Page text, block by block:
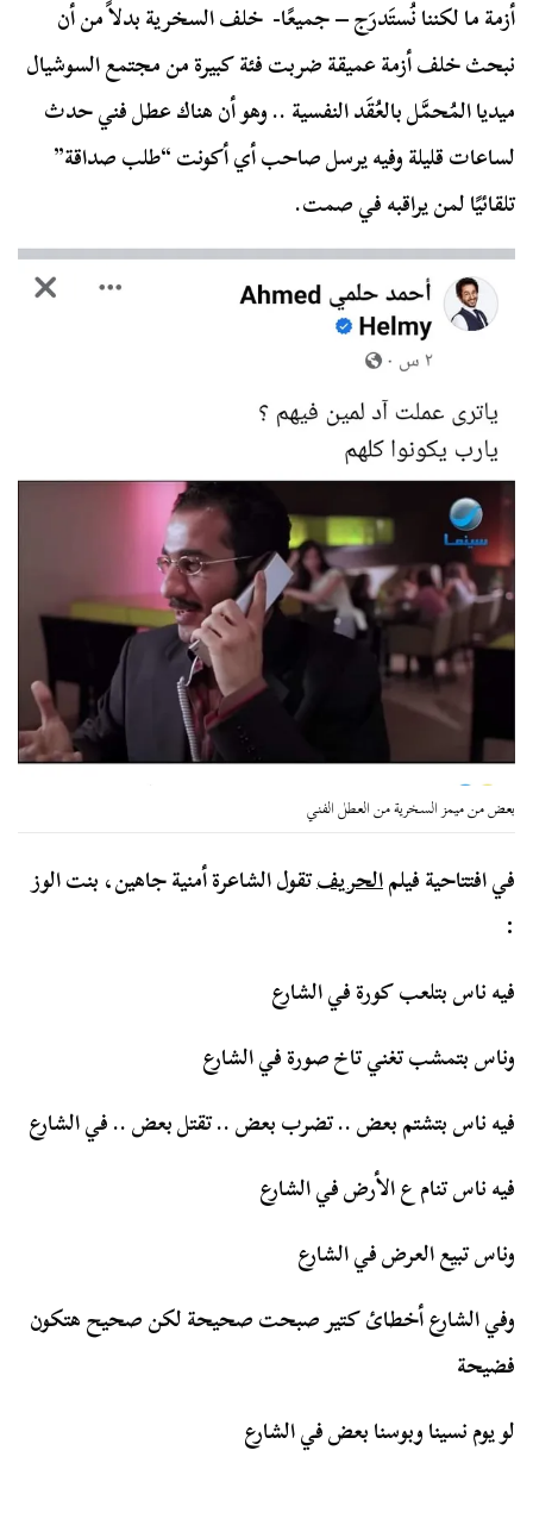
أزمة ما لكننا نُستَدرَج – جميعًا- خلف السخرية بدلاً من أن
نبحث خلف أزمة عميقة ضربت فئة كبيرة من مجتمع السوشيال
ميديا المُحمَّل بالعُقَد النفسية .. وهو أن هناك عطل فني حدث
لساعات قليلة وفيه يرسل صاحب أي أكونت “طلب صداقة”
تلقائيًا لمن يراقبه في صمت.
بعض من ميمز السخرية من العطل الفني
في افتتاحية فيلمالحريفتقول الشاعرة أمنية جاهين، بنت الوز
:
فيه ناس بتلعب كورة في الشارع
وناس بتمشب تغني تاخ صورة في الشارع
فيه ناس بتشتم بعض .. تضرب بعض .. تقتل بعض .. في الشارع
فيه ناس تنام ع الأرض في الشارع
وناس تبيع العرض في الشارع
وفي الشارع أخطائ كتير صبحت صحيحة لكن صحيح هتكون
فضيحة
لو يوم نسينا وبوسنا بعض في الشارع